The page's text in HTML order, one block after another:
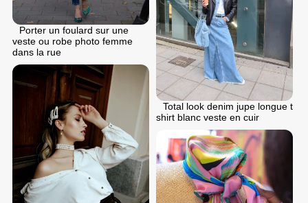
Porter un foulard sur une
veste ou robe photo femme
dans la rue
Total look denim jupe longue t
shirt blanc veste en cuir